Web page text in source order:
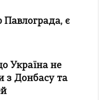
Павлограда, є
Україна не
з Донбасу та